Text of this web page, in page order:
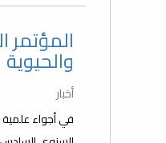
والحيوية
أخبار